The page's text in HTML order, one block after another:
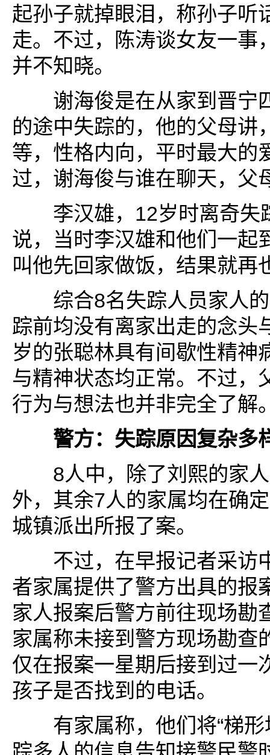
起孙子就掉眼泪，称孙子听
走。不过，陈涛谈女友一事
并不知晓。
谢海俊是在从家到晋宁
的途中失踪的，他的父母讲
等，性格内向，平时最大的
过，谢海俊与谁在聊天，父
李汉雄，12岁时离奇失
说，当时李汉雄和他们一起
叫他先回家做饭，结果就再
综合8名失踪人员家人的
踪前均没有离家出走的念头
岁的张聪林具有间歇性精神
与精神状态均正常。不过，
行为与想法也并非完全了解
警方：失踪原因复杂多
8人中，除了刘熙的家人
外，其余7人的家属均在确
城镇派出所报了案。
不过，在早报记者采访
者家属提供了警方出具的报
家人报案后警方前往现场勘
家属称未接到警方现场勘查
仅在报案一星期后接到过一
孩子是否找到的电话。
有家属称，他们将“梯形